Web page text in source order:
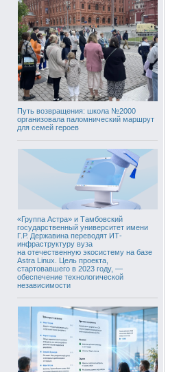
Путь возвращения: школа №2000
организовала паломнический маршрут
для семей героев
«Группа Астра» и Тамбовский
государственный университет имени
Г.Р. Державина переводят ИТ-
инфраструктуру вуза
на отечественную экосистему на базе
Astra Linux. Цель проекта,
стартовавшего в 2023 году, —
обеспечение технологической
независимости